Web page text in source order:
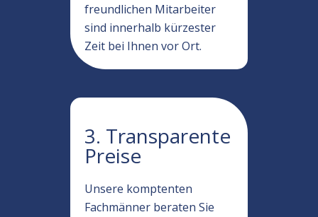
freundlichen Mitarbeiter
sind innerhalb kürzester
Zeit bei Ihnen vor Ort.
3. Transparente
Preise
Unsere komptenten
Fachmänner beraten Sie